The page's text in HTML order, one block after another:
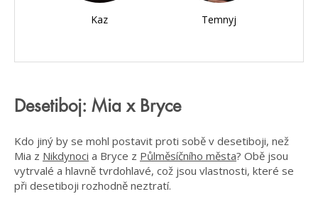
Kaz Temnyj
Desetiboj: Mia x Bryce
Kdo jiný by se mohl postavit proti sobě v desetiboji, než
Mia z Nikdynoci a Bryce z Půlměsíčního města? Obě jsou
vytrvalé a hlavně tvrdohlavé, což jsou vlastnosti, které se
při desetiboji rozhodně neztratí.